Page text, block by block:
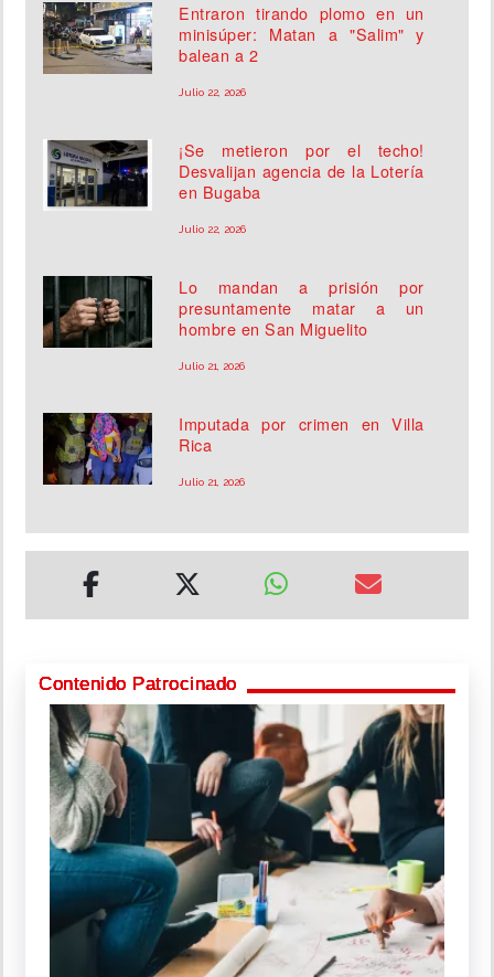
Entraron tirando plomo en un
minisúper: Matan a "Salim" y
balean a 2
Julio 22, 2026
¡Se metieron por el techo!
Desvalijan agencia de la Lotería
en Bugaba
Julio 22, 2026
Lo mandan a prisión por
presuntamente matar a un
hombre en San Miguelito
Julio 21, 2026
Imputada por crimen en Villa
Rica
Julio 21, 2026
Contenido Patrocinado